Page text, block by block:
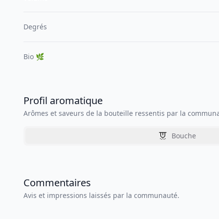
Degrés
Bio 🌿
Profil aromatique
Arômes et saveurs de la bouteille ressentis par la
Bouche
Commentaires
Avis et impressions laissés par la communauté.